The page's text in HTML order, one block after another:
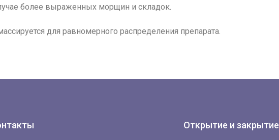
более выраженных морщин и складок.
для равномерного распределения препарата.
Открытие и закрытие